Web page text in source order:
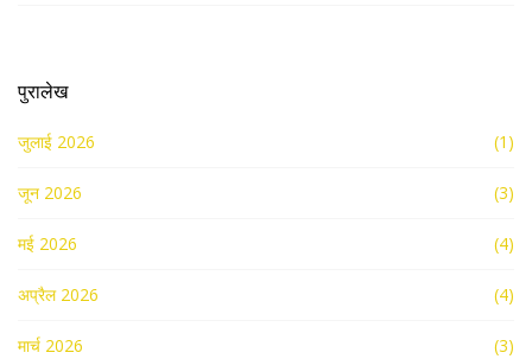
पुरालेख
जुलाई 2026 (1)
जून 2026 (3)
मई 2026 (4)
अप्रैल 2026 (4)
मार्च 2026 (3)